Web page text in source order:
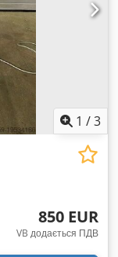
1 /3
850 EUR
VB додається ПДВ